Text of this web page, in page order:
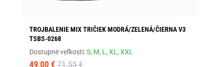
TROJBALENIE MIX TRIČIEK MODRÁ/ZELENÁ/ČIERNA V3
TSBS-0268
Dostupné veľkosti:S, M, L,XL,XXL
49,00 € 71,55 €